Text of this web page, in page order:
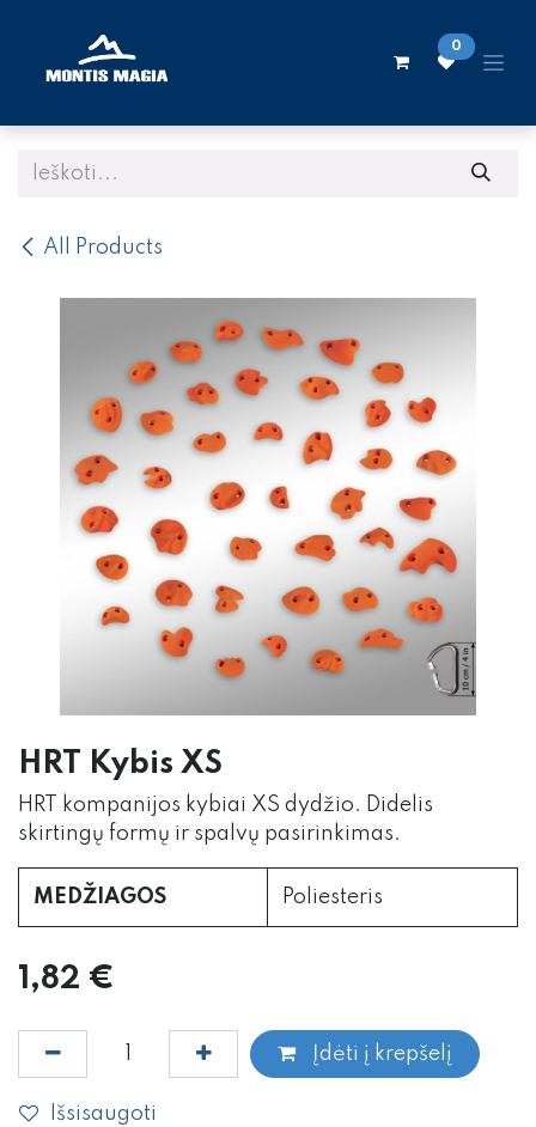
0
All Products
HRT Kybis XS
HRT kompanijos kybiai XS dydžio. Didelis
skirtingų formų ir spalvų pasirinkimas.
MEDŽIAGOS Poliesteris
1,82 €
Įdėti į krepšelį
Išsisaugoti